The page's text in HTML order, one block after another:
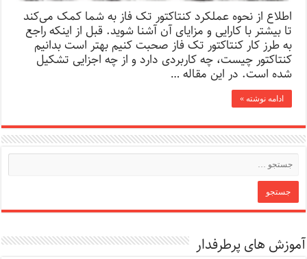
اطلاع از نحوه عملکرد کنتاکتور تک فاز به شما کمک می‌کند
تا بیشتر با کارایی و مزایای آن آشنا شوید. قبل از اینکه راجع
به طرز کار کنتاکتور تک فاز صحبت کنیم بهتر است بدانیم
کنتاکتور چیست، چه کاربردی دارد و از چه اجزایی تشکیل
شده است. در این مقاله …
ادامه نوشته »
آموزش های پرطرفدار